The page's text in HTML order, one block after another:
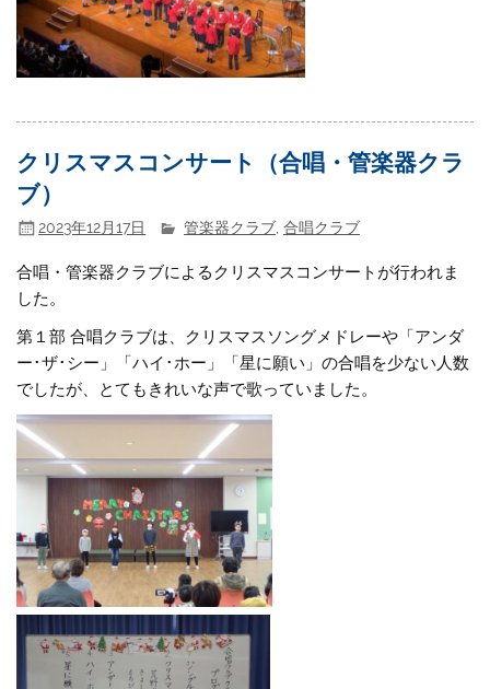
クリスマスコンサート（合唱・管楽器クラ
ブ）
2023年12月17日 管楽器クラブ ,合唱クラブ
合唱・管楽器クラブによるクリスマスコンサートが行われま
した。
第１部 合唱クラブは、クリスマスソングメドレーや「アンダ
ー･ザ･シー」「ハイ･ホー」「星に願い」の合唱を少ない人数
でしたが、とてもきれいな声で歌っていました。